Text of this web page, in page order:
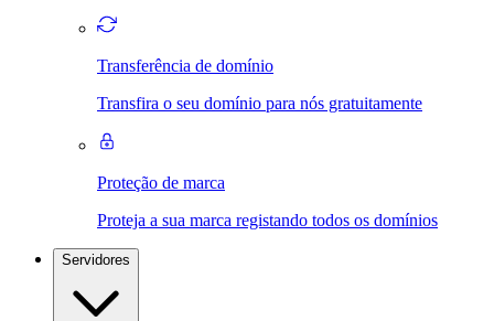
Transferência de domínio
Transfira o seu domínio para nós gratuitamente
Proteção de marca
Proteja a sua marca registando todos os domínios
Servidores